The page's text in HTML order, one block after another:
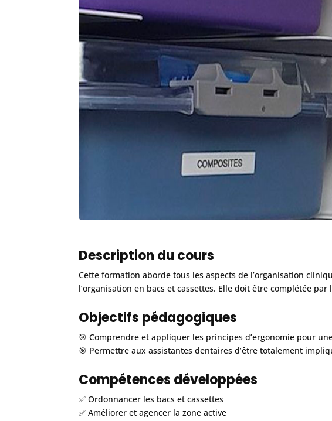
Description du cours
Cette formation aborde tous les aspects de l’organisation
l’organisation en bacs et cassettes. Elle doit être complétée
Objectifs pédagogiques
🎯 Comprendre et appliquer les principes d’ergonomie pour
🎯 Permettre aux assistantes dentaires d’être totalement
Compétences développées
✅ Ordonnancer les bacs et cassettes
✅ Améliorer et agencer la zone active